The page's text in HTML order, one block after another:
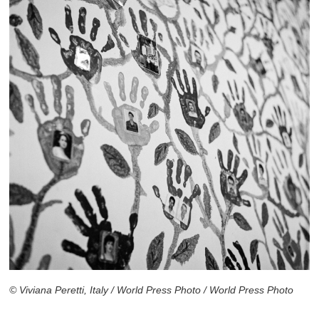
© Viviana Peretti, Italy / World Press Photo / World Press Photo